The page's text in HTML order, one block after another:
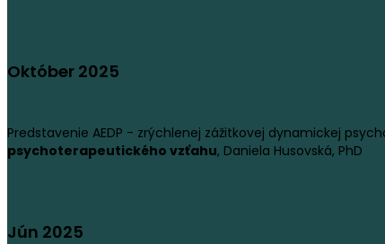
Október 2025
Predstavenie AEDP - zrýchlenej zážitkovej dynamickej
psychoterapeutického vzťahu, Daniela Husovská, PhD
Jún 2025